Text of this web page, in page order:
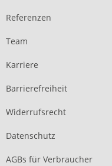
Referenzen
Team
Karriere
Barrierefreiheit
Widerrufsrecht
Datenschutz
AGBs für Verbraucher